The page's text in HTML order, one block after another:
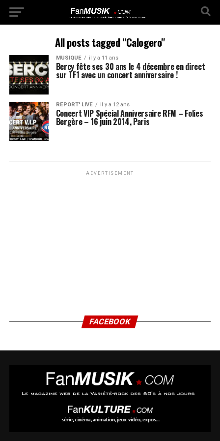
All posts tagged "Calogero"
MUSIQUE il y a 11 ans
Bercy fête ses 30 ans le 4 décembre en direct
sur TF1 avec un concert anniversaire !
REPORT' LIVE il y a 12 ans
Concert VIP Spécial Anniversaire RFM – Folies
Bergère – 16 juin 2014, Paris
ADVERTISEMENT
FACEBOOK